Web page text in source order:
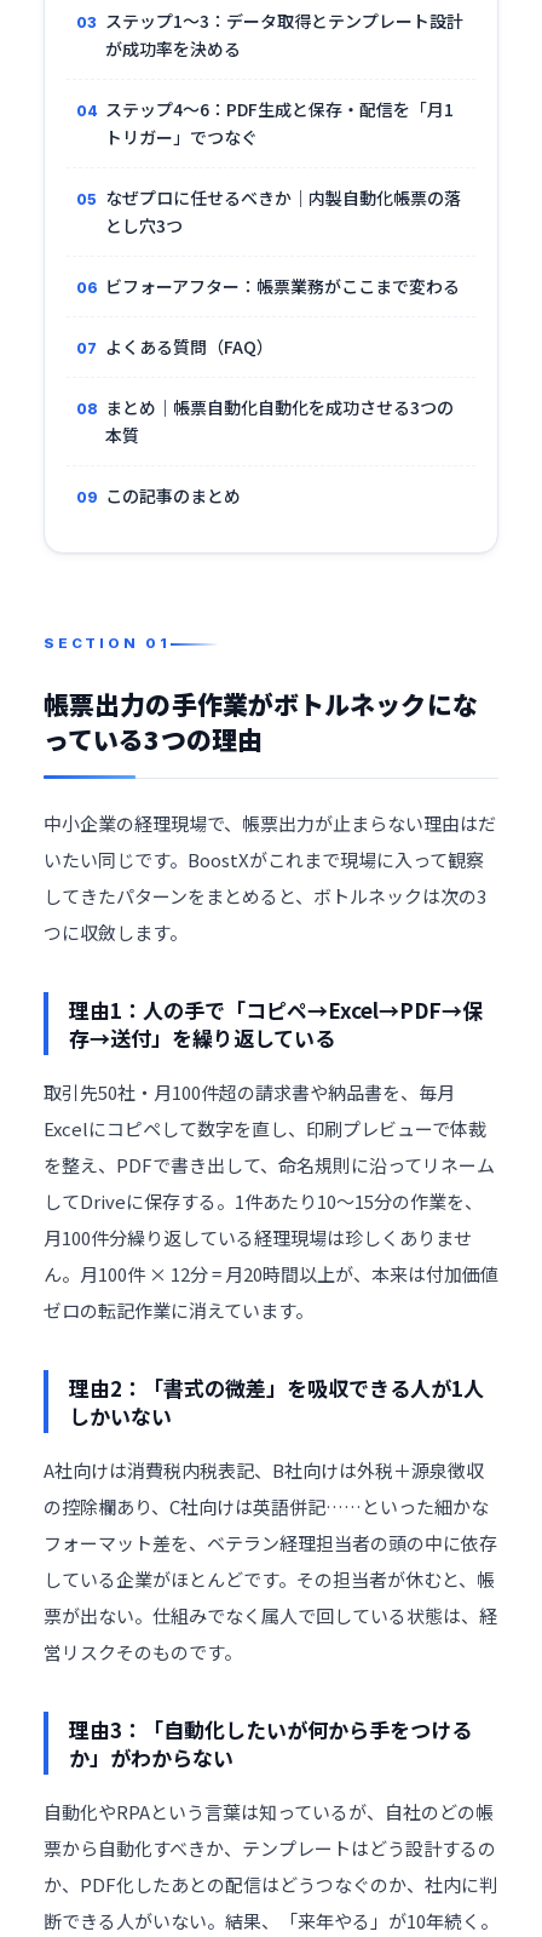
ステップ1〜3：データ取得とテンプレート設計
が成功率を決める
ステップ4〜6：PDF生成と保存・配信を「月1
トリガー」でつなぐ
なぜプロに任せるべきか｜内製自動化帳票の落
とし穴3つ
ビフォーアフター：帳票業務がここまで変わる
よくある質問（FAQ）
まとめ｜帳票自動化自動化を成功させる3つの
本質
この記事のまとめ
帳票出力の手作業がボトルネックにな
っている3つの理由
中小企業の経理現場で、帳票出力が止まらない理由はだ
いたい同じです。BoostXがこれまで現場に入って観察
してきたパターンをまとめると、ボトルネックは次の3
つに収斂します。
理由1：人の手で「コピペ→Excel→PDF→保
存→送付」を繰り返している
取引先50社・月100件超の請求書や納品書を、毎月
Excelにコピペして数字を直し、印刷プレビューで体裁
を整え、PDFで書き出して、命名規則に沿ってリネーム
してDriveに保存する。1件あたり10〜15分の作業を、
月100件分繰り返している経理現場は珍しくありませ
ん。月100件 × 12分 = 月20時間以上が、本来は付加価値
ゼロの転記作業に消えています。
理由2：「書式の微差」を吸収できる人が1人
しかいない
A社向けは消費税内税表記、B社向けは外税＋源泉徴収
の控除欄あり、C社向けは英語併記……といった細かな
フォーマット差を、ベテラン経理担当者の頭の中に依存
している企業がほとんどです。その担当者が休むと、帳
票が出ない。仕組みでなく属人で回している状態は、経
営リスクそのものです。
理由3：「自動化したいが何から手をつける
か」がわからない
自動化やRPAという言葉は知っているが、自社のどの帳
票から自動化すべきか、テンプレートはどう設計するの
か、PDF化したあとの配信はどうつなぐのか、社内に判
断できる人がいない。結果、「来年やる」が10年続く。